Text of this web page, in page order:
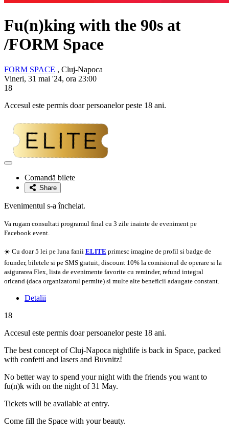
Fu(n)king with the 90s at
/FORM Space
FORM SPACE , Cluj-Napoca
Vineri, 31 mai '24, ora 23:00
18
Accesul este permis doar persoanelor peste 18 ani.
Adaugă
favoriteComandă bilete
Share
Evenimentul s-a încheiat.
Va rugam consultati programul final cu 3 zile inainte de eveniment pe
Facebook event.
☀️ Cu doar 5 lei pe luna fanii ELITE primesc imagine de profil si badge de
founder, biletele si pe SMS gratuit, discount 10% la comisionul de operare si la
asigurarea Flex, lista de evenimente favorite cu reminder, refund integral
oricand (daca organizatorul permite) si multe alte beneficii adaugate constant.
Detalii
18
Accesul este permis doar persoanelor peste 18 ani.
The best concept of Cluj-Napoca nightlife is back in Space, packed
with confetti and lasers and Buvnitz!
No better way to spend your night with the friends you want to
fu(n)k with on the night of 31 May.
Tickets will be available at entry.
Come fill the Space with your beauty.